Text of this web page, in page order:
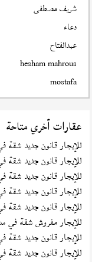
شريف مصطفى
دعاء
عبدالفتاح
hesham mahrous
mostafa
عقارات أخري متاحة
للإيجار قانون جديد شقة
للإيجار قانون جديد شقة
للإيجار قانون جديد شقة
للإيجار قانون جديد شقة
للإيجار قانون جديد شقة
للإيجار مفروش شقة في
للإيجار قانون جديد شقة
للإيجار قانون جديد شقة